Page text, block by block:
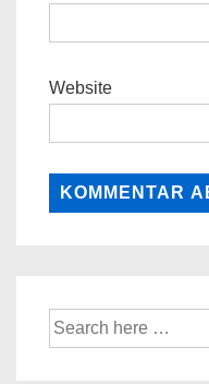
Website
Suche
nach: